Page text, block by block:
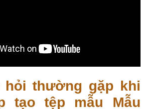
hỏi thường gặp khi
tạo tệp mẫu Mẫu